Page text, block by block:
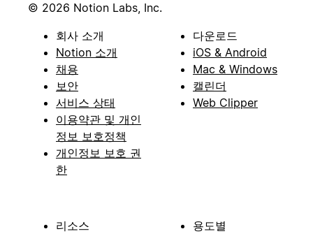
© 2026 Notion Labs, Inc.
회사 소개
Notion 소개
채용
보안
서비스 상태
이용약관 및 개인
정보 보호정책
개인정보 보호 권
한
다운로드
iOS & Android
Mac & Windows
캘린더
Web Clipper
리소스
용도별